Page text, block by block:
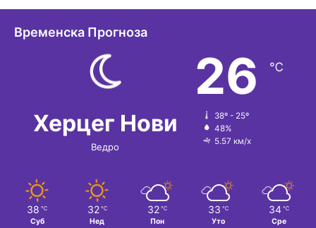
Временска Прогноза
Херцег Нови
Ведро
26 ℃
38º - 25º
48%
5.57 км/х
38 ℃
Суб
32 ℃
Нед
32 ℃
Пон
33 ℃
Уто
34 ℃
Сре